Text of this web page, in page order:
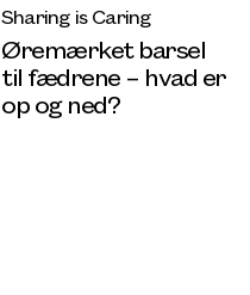
Sharing is Caring
Øremærket barsel
til fædrene – hvad er
op og ned?